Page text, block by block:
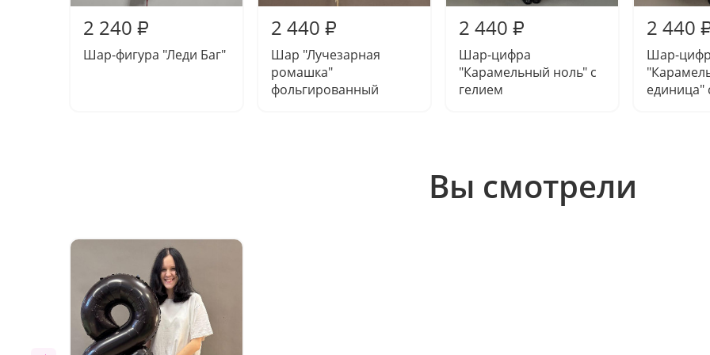
2 240 ₽
Шар-фигура "Леди Баг"
2 440 ₽
Шар "Лучезарная
ромашка"
фольгированный
2 440 ₽
Шар-цифра
"Карамельный ноль" с
гелием
2 440
Шар-
единица"
Вы смотрели